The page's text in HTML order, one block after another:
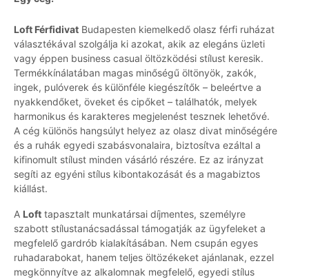
Loft Férfidivat Budapesten kiemelkedő olasz férfi ruházat
választékával szolgálja ki azokat, akik az elegáns üzleti
vagy éppen business casual öltözködési stílust keresik.
Termékkínálatában magas minőségű öltönyök, zakók,
ingek, pulóverek és különféle kiegészítők – beleértve a
nyakkendőket, öveket és cipőket – találhatók, melyek
harmonikus és karakteres megjelenést tesznek lehetővé.
A cég különös hangsúlyt helyez az olasz divat minőségére
és a ruhák egyedi szabásvonalaira, biztosítva ezáltal a
kifinomult stílust minden vásárló részére. Ez az irányzat
segíti az egyéni stílus kibontakozását és a magabiztos
kiállást.
A Loft tapasztalt munkatársai díjmentes, személyre
szabott stílustanácsadással támogatják az ügyfeleket a
megfelelő gardrób kialakításában. Nem csupán egyes
ruhadarabokat, hanem teljes öltözékeket ajánlanak, ezzel
megkönnyítve az alkalomnak megfelelő, egyedi stílus